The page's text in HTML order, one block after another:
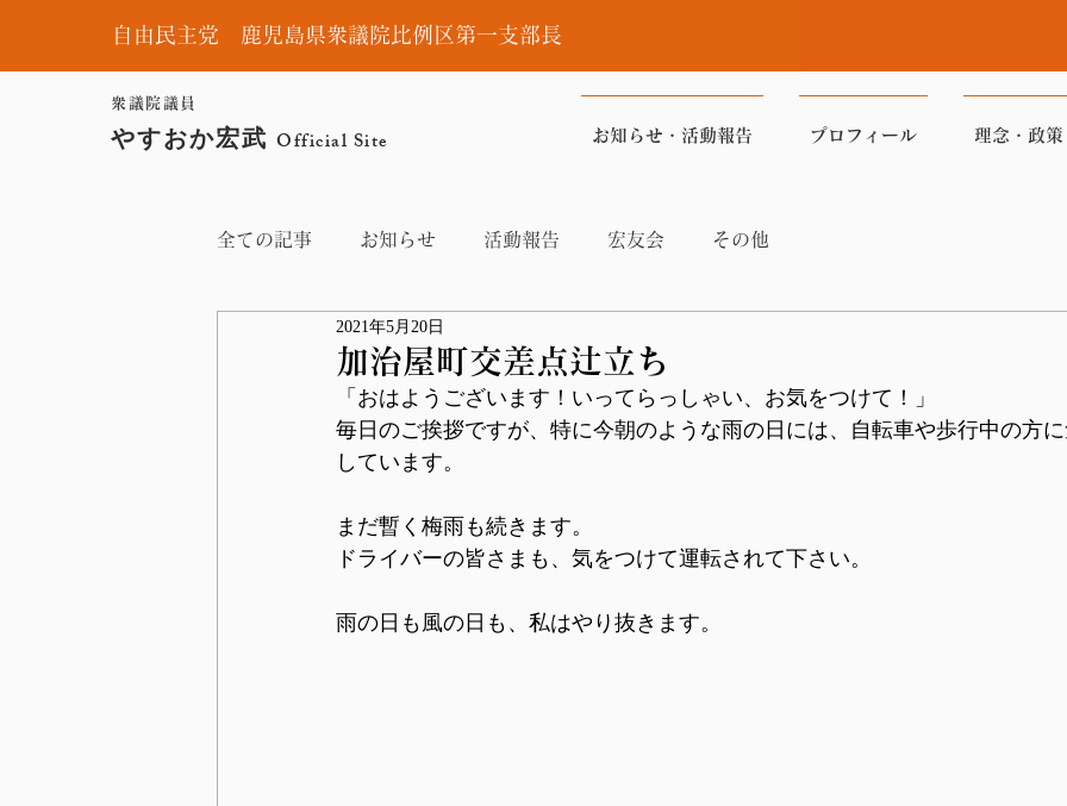
自由民主党 鹿児島県衆議院比例区第一支部長
衆議院議員
やすおか宏武 Official Site お知らせ・活動報告 プロフィール 理念・政策
全ての記事 お知らせ 活動報告 宏友会 その他
加治屋町交差点辻立ち
2021年5月20日
「おはようございます！いってらっしゃい、お気をつけて！」
毎日のご挨拶ですが、特に今朝のような雨の日には、自転車や歩行中の方
しています。
まだ暫く梅雨も続きます。
ドライバーの皆さまも、気をつけて運転されて下さい。
雨の日も風の日も、私はやり抜きます。